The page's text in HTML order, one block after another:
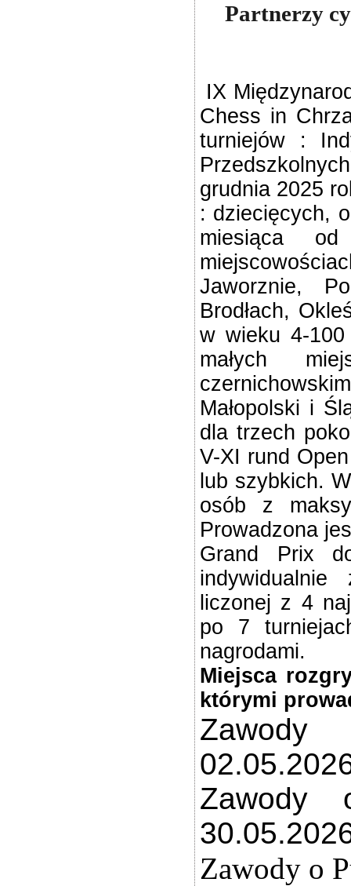
Partnerzy
IX
Chess in
turniejów :
grudnia 2025
: dziecięcych,
miesiąca
Jaworznie,
Brodłach,
w wieku 4-
małych
Małopolski i
dla trzech
V-XI rund
lub szybkich.
osób z
Prowadzona
Grand Prix
liczonej z 4
po 7
nagrodami.
Miejsca
którymi
Zawody
Zawody o